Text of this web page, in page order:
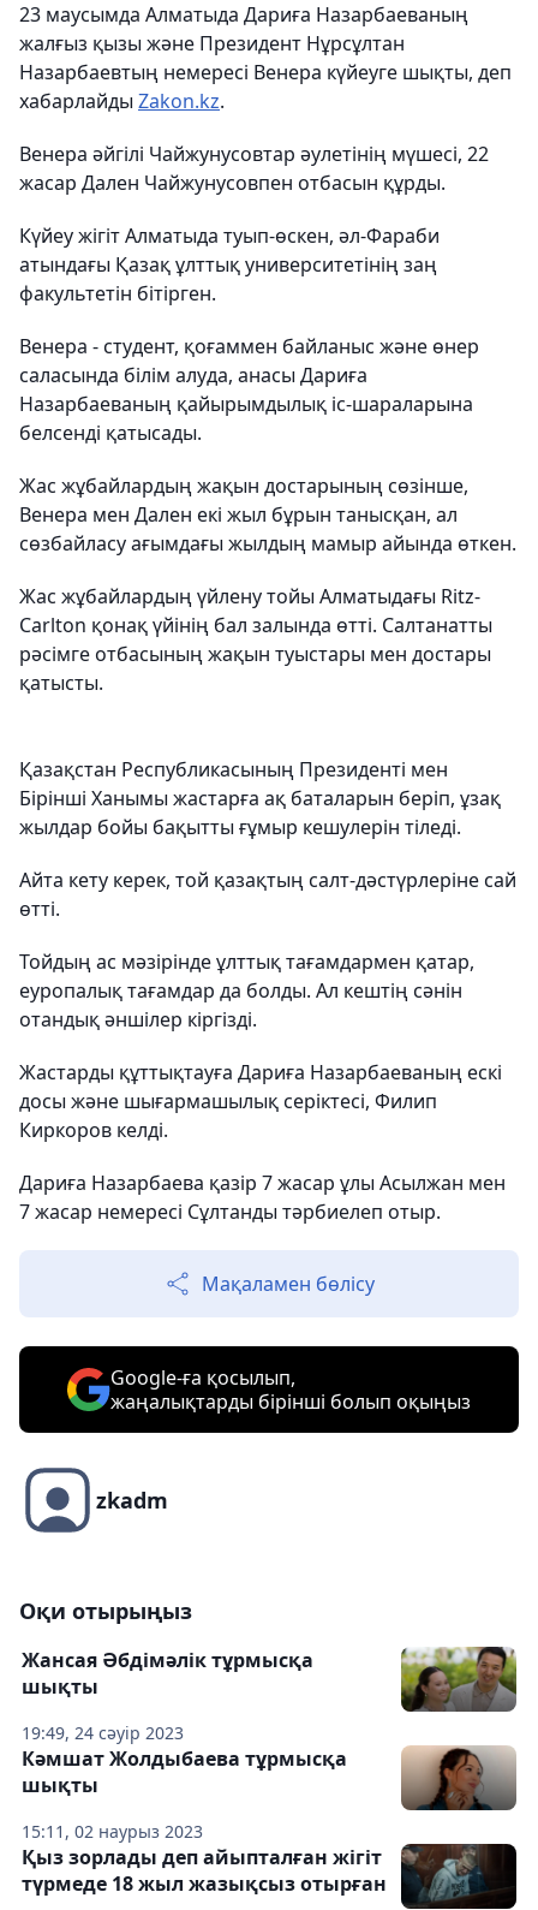
23 маусымда Алматыда Дариға Назарбаеваның
жалғыз қызы және Президент Нұрсұлтан
Назарбаевтың немересі Венера күйеуге шықты, деп
хабарлайды Zakon.kz.
Венера әйгілі Чайжунусовтар әулетінің мүшесі, 22
жасар Дален Чайжунусовпен отбасын құрды.
Күйеу жігіт Алматыда туып-өскен, әл-Фараби
атындағы Қазақ ұлттық университетінің заң
факультетін бітірген.
Венера - студент, қоғаммен байланыс және өнер
саласында білім алуда, анасы Дариға
Назарбаеваның қайырымдылық іс-шараларына
белсенді қатысады.
Жас жұбайлардың жақын достарының сөзінше,
Венера мен Дален екі жыл бұрын танысқан, ал
сөзбайласу ағымдағы жылдың мамыр айында өткен.
Жас жұбайлардың үйлену тойы Алматыдағы Ritz-
Carlton қонақ үйінің бал залында өтті. Салтанатты
рәсімге отбасының жақын туыстары мен достары
қатысты.
Қазақстан Республикасының Президенті мен
Бірінші Ханымы жастарға ақ баталарын беріп, ұзақ
жылдар бойы бақытты ғұмыр кешулерін тіледі.
Айта кету керек, той қазақтың салт-дәстүрлеріне сай
өтті.
Тойдың ас мәзірінде ұлттық тағамдармен қатар,
еуропалық тағамдар да болды. Ал кештің сәнін
отандық әншілер кіргізді.
Жастарды құттықтауға Дариға Назарбаеваның ескі
досы және шығармашылық серіктесі, Филип
Киркоров келді.
Дариға Назарбаева қазір 7 жасар ұлы Асылжан мен
7 жасар немересі Сұлтанды тәрбиелеп отыр.
Мақаламен бөлісу
Google-ға қосылып,
жаңалықтарды бірінші болып оқыңыз
zkadm
Оқи отырыңыз
19:49, 24 сәуір 2023
Жансая Әбдімәлік тұрмысқа
шықты
15:11, 02 наурыз 2023
Кәмшат Жолдыбаева тұрмысқа
шықты
Қыз зорлады деп айыпталған жігіт
түрмеде 18 жыл жазықсыз отырған